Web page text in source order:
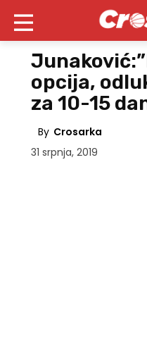
opcija,
za 10-15
By Crosarka
31 srpnja, 2019